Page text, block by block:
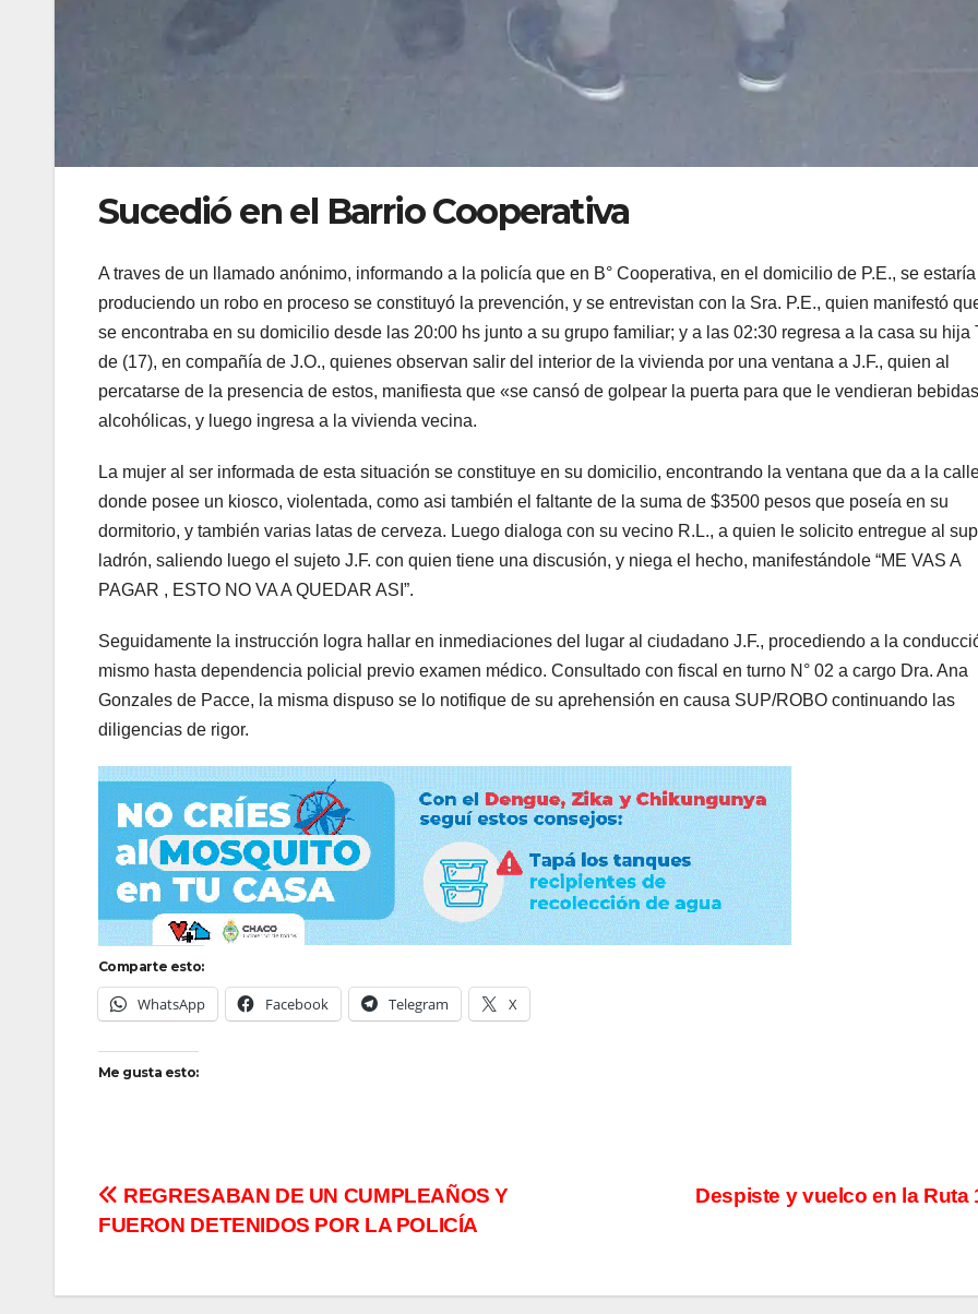
Sucedió en el Barrio Cooperativa
A traves de un llamado anónimo, informando a la policía que en B° Cooperativa, en el domicilio de P.E., se estaría
produciendo un robo en proceso se constituyó la prevención, y se entrevistan con la Sra. P.E., quien manifestó
se encontraba en su domicilio desde las 20:00 hs junto a su grupo familiar; y a las 02:30 regresa a la casa su hija
de (17), en compañía de J.O., quienes observan salir del interior de la vivienda por una ventana a J.F., quien al
percatarse de la presencia de estos, manifiesta que «se cansó de golpear la puerta para que le vendieran
alcohólicas, y luego ingresa a la vivienda vecina.
La mujer al ser informada de esta situación se constituye en su domicilio, encontrando la ventana que da a la
donde posee un kiosco, violentada, como asi también el faltante de la suma de $3500 pesos que poseía en su
dormitorio, y también varias latas de cerveza. Luego dialoga con su vecino R.L., a quien le solicito entregue al
ladrón, saliendo luego el sujeto J.F. con quien tiene una discusión, y niega el hecho, manifestándole “ME VAS A
PAGAR , ESTO NO VA A QUEDAR ASI”.
Seguidamente la instrucción logra hallar en inmediaciones del lugar al ciudadano J.F., procediendo a la
mismo hasta dependencia policial previo examen médico. Consultado con fiscal en turno N° 02 a cargo Dra. Ana
Gonzales de Pacce, la misma dispuso se lo notifique de su aprehensión en causa SUP/ROBO continuando las
diligencias de rigor.
Comparte esto:
WhatsApp Facebook Telegram X
Me gusta esto:
Navegación
entradas
Despiste y vuelco en la Ruta
REGRESABAN DE UN CUMPLEAÑOS Y
FUERON DETENIDOS POR LA POLICÍA